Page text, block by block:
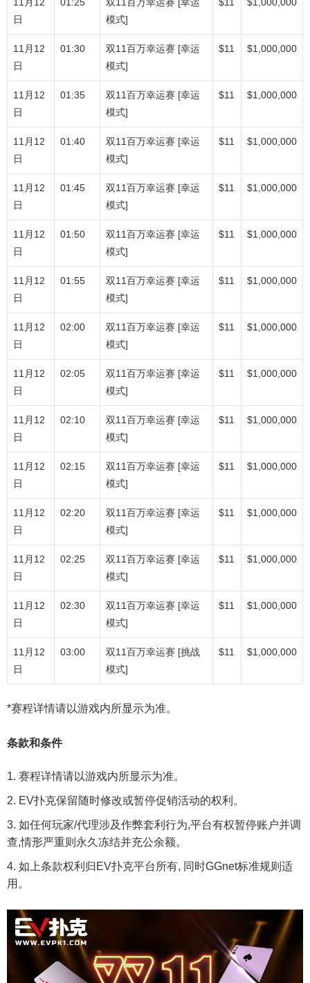
日
模式]
11月12
日
01:30
双11百万幸运赛 [幸运
模式]
$11 $1,000,000
11月12
日
01:35
双11百万幸运赛 [幸运
模式]
$11 $1,000,000
11月12
日
01:40
双11百万幸运赛 [幸运
模式]
$11 $1,000,000
11月12
日
01:45
双11百万幸运赛 [幸运
模式]
$11 $1,000,000
11月12
日
01:50
双11百万幸运赛 [幸运
模式]
$11 $1,000,000
11月12
日
01:55
双11百万幸运赛 [幸运
模式]
$11 $1,000,000
11月12
日
02:00
双11百万幸运赛 [幸运
模式]
$11 $1,000,000
11月12
日
02:05
双11百万幸运赛 [幸运
模式]
$11 $1,000,000
11月12
日
02:10
双11百万幸运赛 [幸运
模式]
$11 $1,000,000
11月12
日
02:15
双11百万幸运赛 [幸运
模式]
$11 $1,000,000
11月12
日
02:20
双11百万幸运赛 [幸运
模式]
$11 $1,000,000
11月12
日
02:25
双11百万幸运赛 [幸运
模式]
$11 $1,000,000
11月12
日
02:30
双11百万幸运赛 [幸运
模式]
$11 $1,000,000
11月12
日
03:00
双11百万幸运赛 [挑战
模式]
$11 $1,000,000
*赛程详情请以游戏内所显示为准。
条款和条件
赛程详情请以游戏内所显示为准。
EV扑克保留随时修改或暂停促销活动的权利。
如任何玩家/代理涉及作弊套利行为,平台有权暂停账户并调
查,情形严重则永久冻结并充公余额。
如上条款权利归EV扑克平台所有, 同时GGnet标准规则适
用。